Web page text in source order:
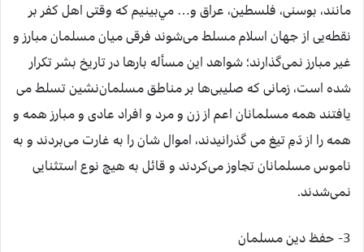
مانند، بوسنی، فلسطين، عراق و… مي‌بينيم كه وقتی اهل كفر بر
نقطه‌يی از جهان اسلام مسلط می‌شوند فرقی ميان مسلمان مبارز و
غير مبارز نمی‌گذارند؛ شواهد اين مسأله بارها در تاريخ بشر تكرار
شده است، زمانی كه صليبی‌ها بر مناطق مسلمان‌نشين تسلط می
يافتند همه مسلمانان اعم از زن و مرد و افراد عادی و مبارز همه و
همه را از دَمِ تيغ می گذرانيدند، اموال شان را به غارت می‌بردند و به
ناموس‌ مسلمانان تجاوز می‌كردند و قائل به هيچ نوع استثنايی
نمی‌شدند.
3- حفظ دين مسلمان